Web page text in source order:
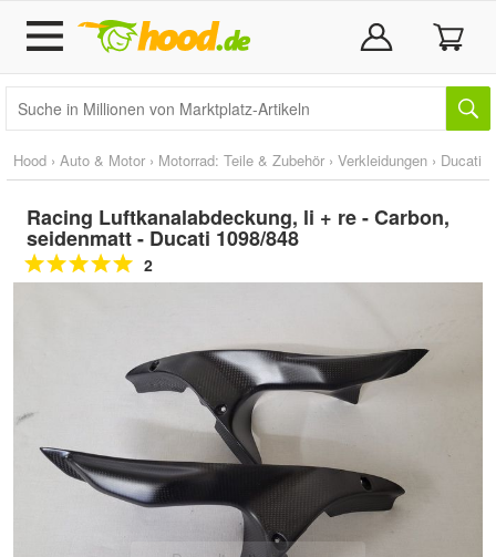
Hood › Auto & Motor › Motorrad: Teile & Zubehör › Verkleidungen › Ducati
Racing Luftkanalabdeckung, li + re - Carbon,
seidenmatt - Ducati 1098/848
2